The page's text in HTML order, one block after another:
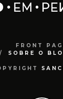
FRONT
SOBRE O